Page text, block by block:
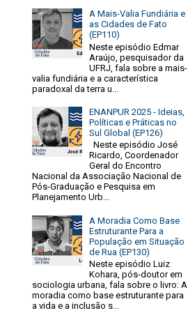
A Mais-Valia Fundiária e
as Cidades de Fato
(EP110)
Neste episódio Edmar
Araújo, pesquisador da
UFRJ, fala sobre a mais-
valia fundiária e a característica
paradoxal da terra u...
ENANPUR 2025 - Ideias,
Políticas e Práticas no
Sul Global (EP126)
Neste episódio José
Ricardo, Coordenador
Geral do Encontro
Nacional da Associação Nacional de
Pós-Graduação e Pesquisa em
Planejamento Urb...
A Moradia Como Base
Estruturante Para a
População em Situação
de Rua (EP130)
Neste episódio Luiz
Kohara, pós-doutor em
sociologia urbana, fala sobre o livro: A
moradia como base estruturante para
a vida e a inclusão s...